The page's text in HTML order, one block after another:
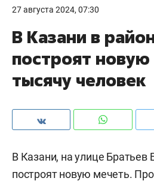
27 августа 2024, 07:30
В Казани в
построят
тысячу человек
В Казани, на улице Братьев
построят новую мечеть.